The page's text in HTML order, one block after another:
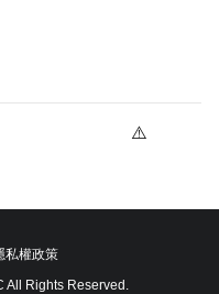
私權政策
Rights Reserved.